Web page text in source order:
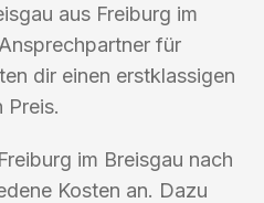
aus Freiburg im
für
dir einen erstklassigen
Preis.
im Breisgau nach
Kosten an. Dazu